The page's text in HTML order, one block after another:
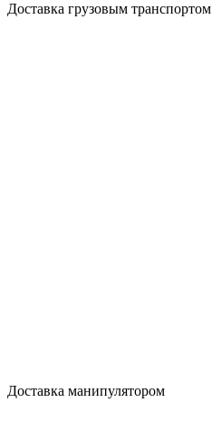
Доставка грузовым транспортом
Доставка манипулятором